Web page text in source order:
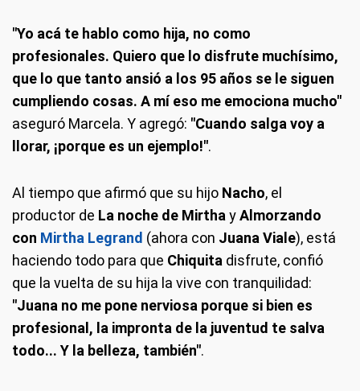
"Yo acá te hablo como hija, no como
profesionales. Quiero que lo disfrute muchísimo,
que lo que tanto ansió a los 95 años se le siguen
cumpliendo cosas. A mí eso me emociona mucho"
aseguró Marcela. Y agregó: "Cuando salga voy a
llorar, ¡porque es un ejemplo!".
Al tiempo que afirmó que su hijo Nacho, el
productor de La noche de MirthayAlmorzando
con Mirtha Legrand (ahora con Juana Viale), está
haciendo todo para que Chiquita disfrute, confió
que la vuelta de su hija la vive con tranquilidad:
"Juana no me pone nerviosa porque si bien es
profesional, la impronta de la juventud te salva
todo... Y la belleza, también".